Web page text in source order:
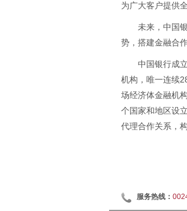
为广大客户提供
未来，中国
势，搭建金融合
中国银行成
机构，唯一连续
场经济体金融机
个国家和地区设
代理合作关系，
服务热线：